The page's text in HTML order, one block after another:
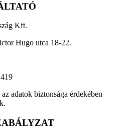
Kft.
Hugo utca 18-22.
adatok biztonsága érdekében